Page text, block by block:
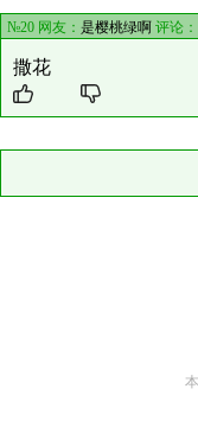
№20 网友： 是樱桃绿啊 评论：
撒花